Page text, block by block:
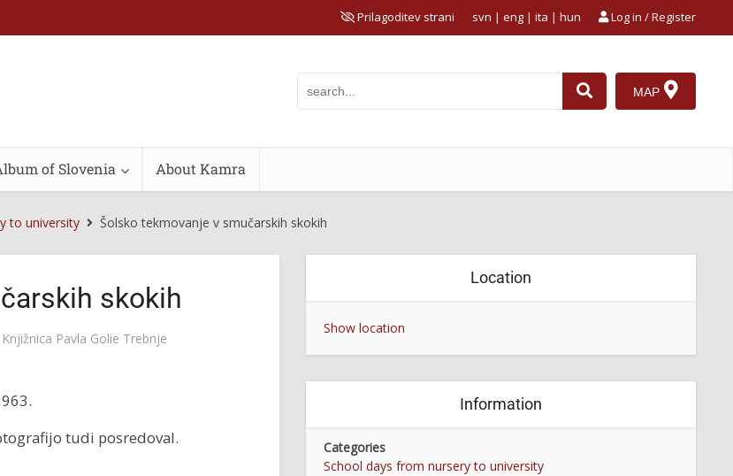
Prilagoditev strani Log in / Register
svn | eng | ita | hun
MAP
of Slovenia About Kamra
to university Šolsko tekmovanje v smučarskih skokih
skokih
Knjižnica Pavla Golie Trebnje
tudi posredoval.
Location
Show location
Information
Categories
School days from nursery to university